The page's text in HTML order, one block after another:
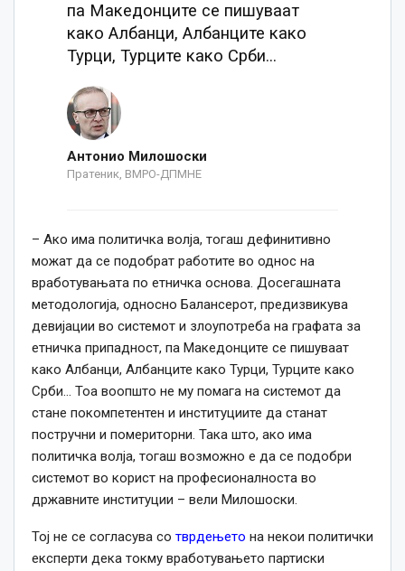
па Македонците се пишуваат
како Албанци, Албанците како
Турци, Турците како Срби...
Антонио Милошоски
Пратеник, ВМРО-ДПМНЕ
– Ако има политичка волја, тогаш дефинитивно
можат да се подобрат работите во однос на
вработувањата по етничка основа. Досегашната
методологија, односно Балансерот, предизвикува
девијации во системот и злоупотреба на графата за
етничка припадност, па Македонците се пишуваат
како Албанци, Албанците како Турци, Турците како
Срби… Тоа воопшто не му помага на системот да
стане покомпетентен и институциите да станат
постручни и помериторни. Така што, ако има
политичка волја, тогаш возможно е да се подобри
системот во корист на професионалноста во
државните институции – вели Милошоски.
Тој не се согласува со тврдењето на некои политички
експерти дека токму вработувањето партиски